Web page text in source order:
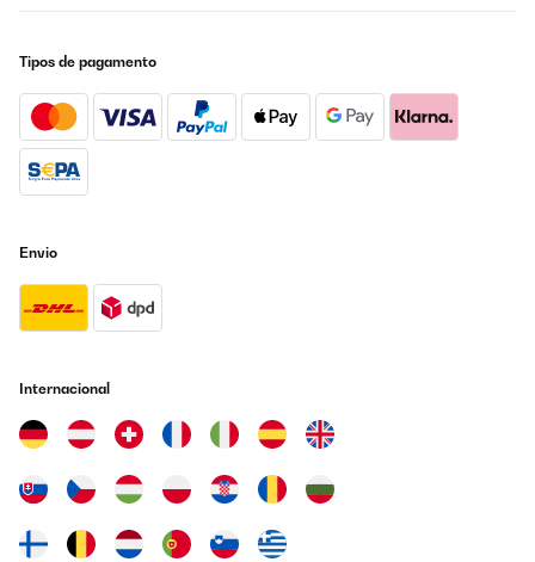
de bruit du tout, un léger bip au démarrage, il as trois niveaux de
mon époux as du enlever un bloc en plastique gris a l’intérieur
sinon le capot du dessus ne fermé pas est on voyait tout
l’intérieur avec les câbles (photo 3), et pareille au niveau de la
esthétique, mise à part sa il fait son effet .
Traduzir
Perfect, von Lieferung bis Installation alles top
Amazon-Benutzer
Tipos de pagamento
Envio
Internacional